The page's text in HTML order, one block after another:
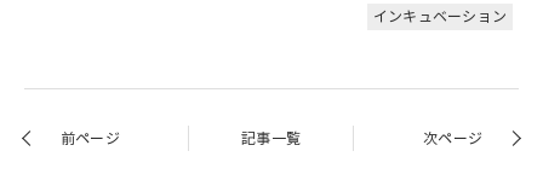
インキュベーション
前ページ 記事一覧 次ページ